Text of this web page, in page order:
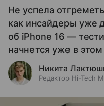
Не успела
как инсайдеры уже
об iPhone 16 —
начнется уже в этом
Никита
Редактор Hi-Tech